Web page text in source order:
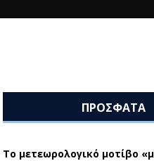
ΠΡΟΣΦΑΤΑ
Το μετεωρολογικό μοτίβο